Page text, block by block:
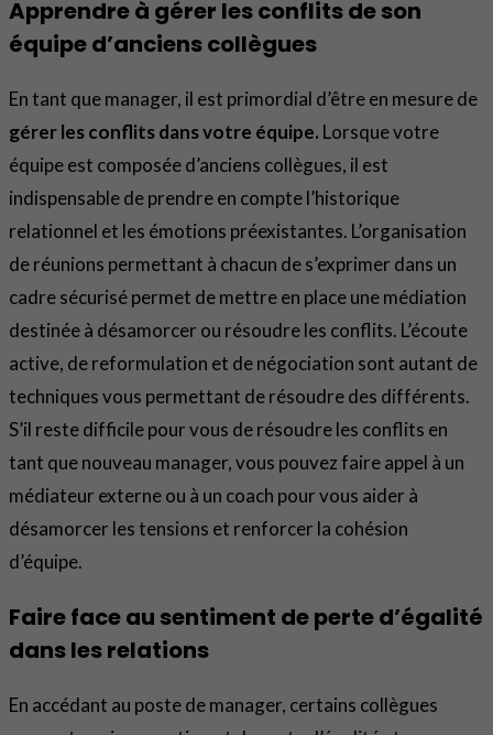
Apprendre à gérer les conflits de son
équipe d’anciens collègues
En tant que manager, il est primordial d’être en mesure de
gérer les conflits dans votre équipe. Lorsque votre
équipe est composée d’anciens collègues, il est
indispensable de prendre en compte l’historique
relationnel et les émotions préexistantes. L’organisation
de réunions permettant à chacun de s’exprimer dans un
cadre sécurisé permet de mettre en place une médiation
destinée à désamorcer ou résoudre les conflits. L’écoute
active, de reformulation et de négociation sont autant de
techniques vous permettant de résoudre des différents.
S’il reste difficile pour vous de résoudre les conflits en
tant que nouveau manager, vous pouvez faire appel à un
médiateur externe ou à un coach pour vous aider à
désamorcer les tensions et renforcer la cohésion
d’équipe.
Faire face au sentiment de perte d’égalité
dans les relations
En accédant au poste de manager, certains collègues